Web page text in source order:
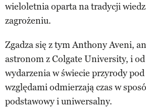
wieloletnia oparta na tradycji
zagrożeniu.
Zgadza się z tym Anthony Aveni,
astronom z Colgate University, i
wydarzenia w świecie przyrody
względami odmierzają czas w
podstawowy i uniwersalny.